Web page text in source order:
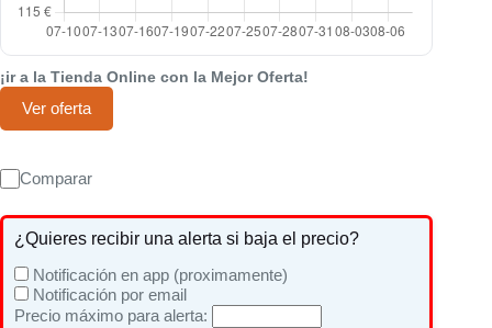
¡ir a la Tienda Online con la Mejor Oferta!
Ver oferta
Comparar
¿Quieres recibir una alerta si baja el precio?
Notificación en app (proximamente)
Notificación por email
Precio máximo para alerta: